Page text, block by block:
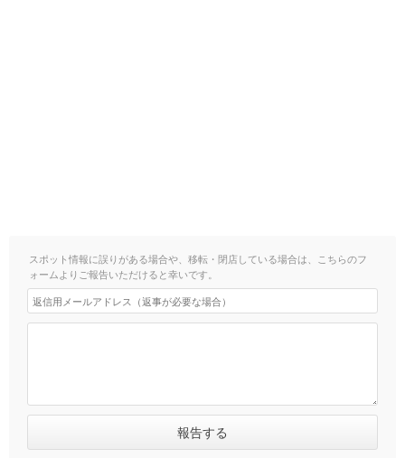
スポット情報に誤りがある場合や、移転・閉店している場合は、こちらのフ
ォームよりご報告いただけると幸いです。